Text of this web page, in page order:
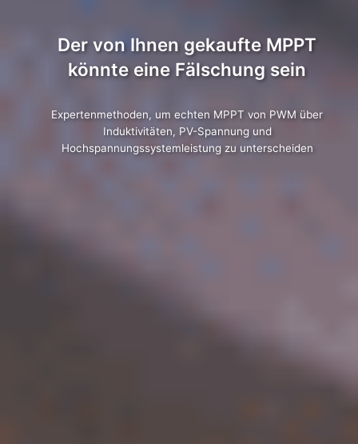
Der von Ihnen gekaufte MPPT
könnte eine Fälschung sein
Expertenmethoden, um echten MPPT von PWM über
Induktivitäten, PV-Spannung und
Hochspannungssystemleistung zu unterscheiden